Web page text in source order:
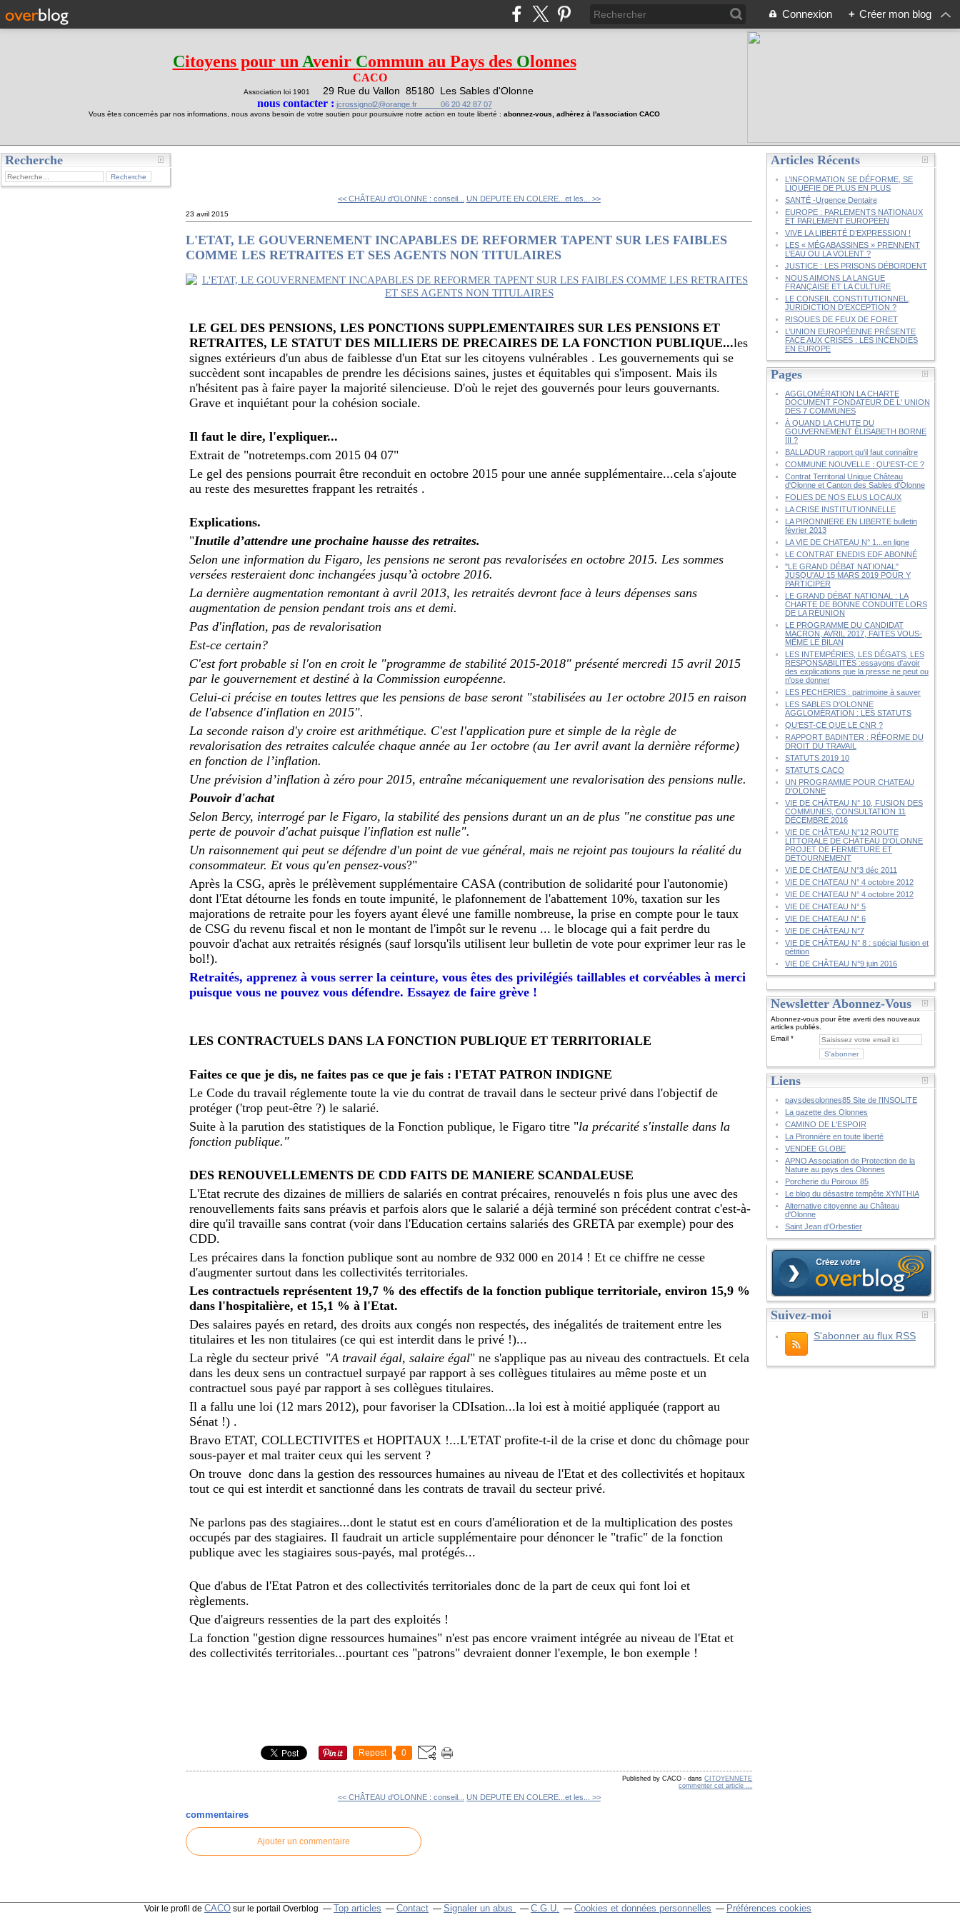
Connexion + Créer mon blog
Citoyens pour un Avenir Commun au Pays des Olonnes
CACO
Association loi 1901 29 Rue du Vallon 85180 Les Sables d'Olonne
nous contacter : jcrossignol2@orange.fr 06 20 42 87 07
Vous êtes concernés par nos informations, nous avons besoin de votre soutien pour poursuivre notre action en toute liberté : abonnez-vous, adhérez à l'association CACO
Recherche
<< CHÂTEAU d'OLONNE : conseil... UN DEPUTE EN COLERE...et les... >>
23 avril 2015
L'ETAT, LE GOUVERNEMENT INCAPABLES DE REFORMER TAPENT SUR LES FAIBLES
COMME LES RETRAITES ET SES AGENTS NON TITULAIRES
LE GEL DES PENSIONS, LES PONCTIONS SUPPLEMENTAIRES SUR LES PENSIONS ET
RETRAITES, LE STATUT DES MILLIERS DE PRECAIRES DE LA FONCTION PUBLIQUE...les
signes extérieurs d'un abus de faiblesse d'un Etat sur les citoyens vulnérables . Les gouvernements qui se
succèdent sont incapables de prendre les décisions saines, justes et équitables qui s'imposent. Mais ils
n'hésitent pas à faire payer la majorité silencieuse. D'où le rejet des gouvernés pour leurs gouvernants.
Grave et inquiétant pour la cohésion sociale.
Il faut le dire, l'expliquer...
Extrait de "notretemps.com 2015 04 07"
Le gel des pensions pourrait être reconduit en octobre 2015 pour une année supplémentaire...cela s'ajoute
au reste des mesurettes frappant les retraités .
Explications.
"Inutile d’attendre une prochaine hausse des retraites.
Selon une information du Figaro, les pensions ne seront pas revalorisées en octobre 2015. Les sommes
versées resteraient donc inchangées jusqu’à octobre 2016.
La dernière augmentation remontant à avril 2013, les retraités devront face à leurs dépenses sans
augmentation de pension pendant trois ans et demi.
Pas d'inflation, pas de revalorisation
Est-ce certain?
C'est fort probable si l'on en croit le "programme de stabilité 2015-2018" présenté mercredi 15 avril 2015
par le gouvernement et destiné à la Commission européenne.
Celui-ci précise en toutes lettres que les pensions de base seront "stabilisées au 1er octobre 2015 en raison
de l'absence d'inflation en 2015".
La seconde raison d'y croire est arithmétique. C'est l'application pure et simple de la règle de
revalorisation des retraites calculée chaque année au 1er octobre (au 1er avril avant la dernière réforme)
en fonction de l’inflation.
Une prévision d’inflation à zéro pour 2015, entraîne mécaniquement une revalorisation des pensions nulle.
Pouvoir d'achat
Selon Bercy, interrogé par le Figaro, la stabilité des pensions durant un an de plus "ne constitue pas une
perte de pouvoir d'achat puisque l'inflation est nulle".
Un raisonnement qui peut se défendre d'un point de vue général, mais ne rejoint pas toujours la réalité du
consommateur. Et vous qu'en pensez-vous?"
Après la CSG, après le prélèvement supplémentaire CASA (contribution de solidarité pour l'autonomie)
dont l'Etat détourne les fonds en toute impunité, le plafonnement de l'abattement 10%, taxation sur les
majorations de retraite pour les foyers ayant élevé une famille nombreuse, la prise en compte pour le taux
de CSG du revenu fiscal et non le montant de l'impôt sur le revenu ... le blocage qui a fait perdre du
pouvoir d'achat aux retraités résignés (sauf lorsqu'ils utilisent leur bulletin de vote pour exprimer leur ras le
bol!).
Retraités, apprenez à vous serrer la ceinture, vous êtes des privilégiés taillables et corvéables à merci
puisque vous ne pouvez vous défendre. Essayez de faire grève !
LES CONTRACTUELS DANS LA FONCTION PUBLIQUE ET TERRITORIALE
Faites ce que je dis, ne faites pas ce que je fais : l'ETAT PATRON INDIGNE
Le Code du travail réglemente toute la vie du contrat de travail dans le secteur privé dans l'objectif de
protéger ('trop peut-être ?) le salarié.
Suite à la parution des statistiques de la Fonction publique, le Figaro titre "la précarité s'installe dans la
fonction publique."
DES RENOUVELLEMENTS DE CDD FAITS DE MANIERE SCANDALEUSE
L'Etat recrute des dizaines de milliers de salariés en contrat précaires, renouvelés n fois plus une avec des
renouvellements faits sans préavis et parfois alors que le salarié a déjà terminé son précédent contrat c'est-à-
dire qu'il travaille sans contrat (voir dans l'Education certains salariés des GRETA par exemple) pour des
CDD.
Les précaires dans la fonction publique sont au nombre de 932 000 en 2014 ! Et ce chiffre ne cesse
d'augmenter surtout dans les collectivités territoriales.
Les contractuels représentent 19,7 % des effectifs de la fonction publique territoriale, environ 15,9 %
dans l'hospitalière, et 15,1 % à l'Etat.
Des salaires payés en retard, des droits aux congés non respectés, des inégalités de traitement entre les
titulaires et les non titulaires (ce qui est interdit dans le privé !)...
La règle du secteur privé "A travail égal, salaire égal" ne s'applique pas au niveau des contractuels. Et cela
dans les deux sens un contractuel surpayé par rapport à ses collègues titulaires au même poste et un
contractuel sous payé par rapport à ses collègues titulaires.
Il a fallu une loi (12 mars 2012), pour favoriser la CDIsation...la loi est à moitié appliquée (rapport au
Sénat !) .
Bravo ETAT, COLLECTIVITES et HOPITAUX !...L'ETAT profite-t-il de la crise et donc du chômage pour
sous-payer et mal traiter ceux qui les servent ?
On trouve donc dans la gestion des ressources humaines au niveau de l'Etat et des collectivités et hopitaux
tout ce qui est interdit et sanctionné dans les contrats de travail du secteur privé.
Ne parlons pas des stagiaires...dont le statut est en cours d'amélioration et de la multiplication des postes
occupés par des stagiaires. Il faudrait un article supplémentaire pour dénoncer le "trafic" de la fonction
publique avec les stagiaires sous-payés, mal protégés...
Que d'abus de l'Etat Patron et des collectivités territoriales donc de la part de ceux qui font loi et
règlements.
Que d'aigreurs ressenties de la part des exploités !
La fonction "gestion digne ressources humaines" n'est pas encore vraiment intégrée au niveau de l'Etat et
des collectivités territoriales...pourtant ces "patrons" devraient donner l'exemple, le bon exemple !
Repost 0
Published by CACO - dansCITOYENNETE
commenter cet article
<< CHÂTEAU d'OLONNE : conseil... UN DEPUTE EN COLERE...et les... >>
commentaires
Ajouter un commentaire
Articles Récents
L’INFORMATION SE DÉFORME, SE
LIQUÉFIE DE PLUS EN PLUS
SANTÉ -Urgence Dentaire
EUROPE : PARLEMENTS NATIONAUX
ET PARLEMENT EUROPÉEN
VIVE LA LIBERTÉ D’EXPRESSION !
LES « MÉGABASSINES » PRENNENT
L’EAU OU LA VOLENT ?
JUSTICE : LES PRISONS DÉBORDENT
NOUS AIMONS LA LANGUE
FRANÇAISE ET LA CULTURE
LE CONSEIL CONSTITUTIONNEL,
JURIDICTION D’EXCEPTION ?
RISQUES DE FEUX DE FORET
L’UNION EUROPÉENNE PRÉSENTE
FACE AUX CRISES : LES INCENDIES
EN EUROPE
Pages
AGGLOMÉRATION LA CHARTE
DOCUMENT FONDATEUR DE L' UNION
DES 7 COMMUNES
À QUAND LA CHUTE DU
GOUVERNEMENT ÉLISABETH BORNE
III ?
BALLADUR rapport qu'il faut connaître
COMMUNE NOUVELLE : QU'EST-CE ?
Contrat Territorial Unique Château
d'Olonne et Canton des Sables d'Olonne
FOLIES DE NOS ELUS LOCAUX
LA CRISE INSTITUTIONNELLE
LA PIRONNIERE EN LIBERTE bulletin
février 2013
LA VIE DE CHATEAU N° 1...en ligne
LE CONTRAT ENEDIS EDF ABONNÉ
"LE GRAND DÉBAT NATIONAL"
JUSQU'AU 15 MARS 2019 POUR Y
PARTICIPER
LE GRAND DÉBAT NATIONAL : LA
CHARTE DE BONNE CONDUITE LORS
DE LA RÉUNION
LE PROGRAMME DU CANDIDAT
MACRON, AVRIL 2017, FAITES VOUS-
MÊME LE BILAN
LES INTEMPÉRIES, LES DÉGATS, LES
RESPONSABILITÉS :essayons d'avoir
des explications que la presse ne peut ou
n'ose donner
LES PECHERIES : patrimoine à sauver
LES SABLES D'OLONNE
AGGLOMÉRATION : LES STATUTS
QU’EST-CE QUE LE CNR ?
RAPPORT BADINTER : RÉFORME DU
DROIT DU TRAVAIL
STATUTS 2019 10
STATUTS CACO
UN PROGRAMME POUR CHATEAU
D'OLONNE
VIE DE CHÂTEAU N° 10, FUSION DES
COMMUNES, CONSULTATION 11
DÉCEMBRE 2016
VIE DE CHÂTEAU N°12 ROUTE
LITTORALE DE CHÂTEAU D'OLONNE
PROJET DE FERMETURE ET
DÉTOURNEMENT
VIE DE CHATEAU N°3 déc 2011
VIE DE CHATEAU N° 4 octobre 2012
VIE DE CHATEAU N° 4 octobre 2012
VIE DE CHATEAU N° 5
VIE DE CHATEAU N° 6
VIE DE CHÂTEAU N°7
VIE DE CHÂTEAU N° 8 : spécial fusion et
pétition
VIE DE CHÂTEAU N°9 juin 2016
Newsletter Abonnez-Vous
Abonnez-vous pour être averti des nouveaux
articles publiés.
Email
Liens
paysdesolonnes85 Site de l'INSOLITE
La gazette des Olonnes
CAMINO DE L'ESPOIR
La Pironnière en toute liberté
VENDEE GLOBE
APNO Association de Protection de la
Nature au pays des Olonnes
Porcherie du Poiroux 85
Le blog du désastre tempête XYNTHIA
Alternative citoyenne au Château
d'Olonne
Saint Jean d'Orbestier
Suivez-moi
S'abonner au flux RSS
Voir le profil de CACO sur le portail Overblog Top articles Contact Signaler un abus C.G.U. Cookies et données personnelles Préférences cookies